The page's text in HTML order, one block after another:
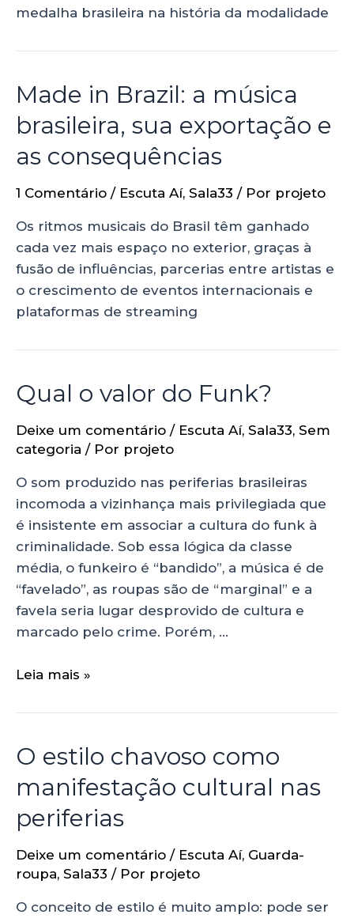
medalha brasileira na história da modalidade
Made in Brazil: a música
brasileira, sua exportação e
as consequências
1 Comentário / Escuta Aí, Sala33 / Por projeto
Os ritmos musicais do Brasil têm ganhado
cada vez mais espaço no exterior, graças à
fusão de influências, parcerias entre artistas e
o crescimento de eventos internacionais e
plataformas de streaming
Qual o valor do Funk?
Deixe um comentário / Escuta Aí, Sala33, Sem
categoria / Por projeto
O som produzido nas periferias brasileiras
incomoda a vizinhança mais privilegiada que
é insistente em associar a cultura do funk à
criminalidade. Sob essa lógica da classe
média, o funkeiro é “bandido”, a música é de
“favelado”, as roupas são de “marginal” e a
favela seria lugar desprovido de cultura e
marcado pelo crime. Porém, …
Leia mais »
O estilo chavoso como
manifestação cultural nas
periferias
Deixe um comentário / Escuta Aí, Guarda-
roupa, Sala33 / Por projeto
O conceito de estilo é muito amplo: pode ser